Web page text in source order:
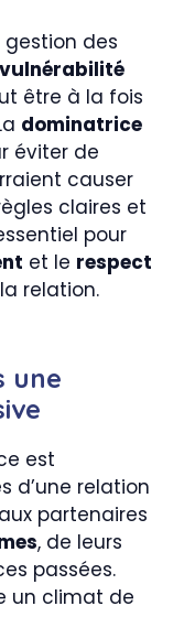
des
vulnérabilité
être à la fois
dominatrice
éviter de
causer
claires et
pour
et le respect
relation.
une
est
d’une relation
partenaires
, de leurs
passées.
un climat de